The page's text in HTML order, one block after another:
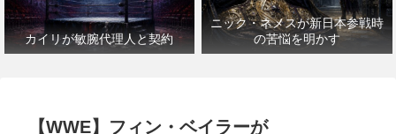
カイリが敏腕代理人と契約
ニック・ネメスが新日本参戦時
の苦悩を明かす
【WWE】フィン・ベイラーが